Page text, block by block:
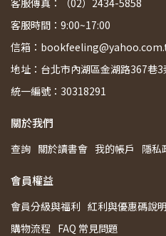
客服傳真：（02）2434-5858
客服時間：9:00~17:00
信箱：
地址：台北市內湖區金湖路367巷
統一編號：30318291
關於我們
查詢 關於讀書會 我的帳戶 隱私
會員權益
會員分級與福利 紅利與優惠碼說明
購物流程 FAQ 常見問題